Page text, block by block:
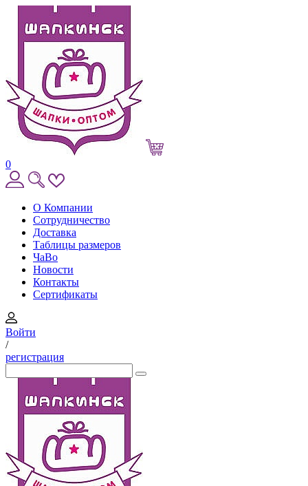
0
О Компании
Сотрудничество
Доставка
Таблицы размеров
ЧаВо
Новости
Контакты
Сертификаты
Войти
/
регистрация